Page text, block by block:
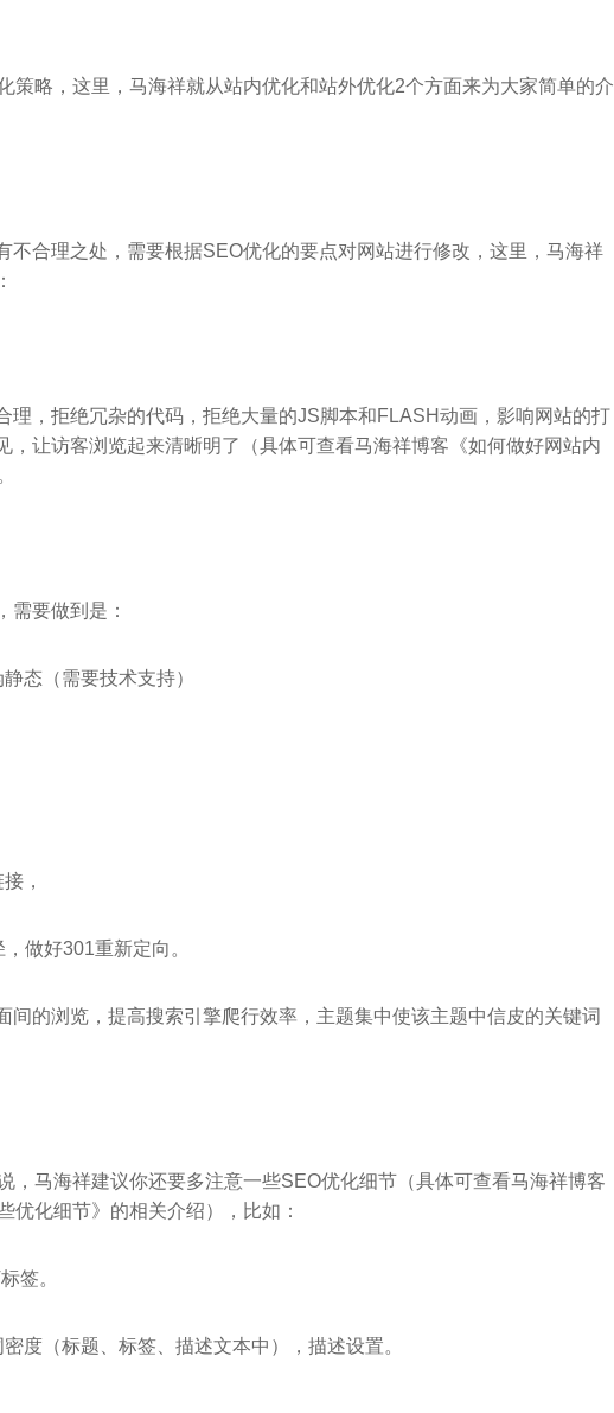
策略，这里，马海祥就从站内优化和站外优化2个方面来为大家简单的介
不合理之处，需要根据SEO优化的要点对网站进行修改，这里，马海祥
理，拒绝冗杂的代码，拒绝大量的JS脚本和FLASH动画，影响网站的打
，让访客浏览起来清晰明了（具体可查看马海祥博客《如何做好网站内
需要做到是：
态（需要技术支持）
，
做好301重新定向。
间的浏览，提高搜索引擎爬行效率，主题集中使该主题中信皮的关键词
，马海祥建议你还要多注意一些SEO优化细节（具体可查看马海祥博客
优化细节》的相关介绍），比如：
签。
度（标题、标签、描述文本中），描述设置。